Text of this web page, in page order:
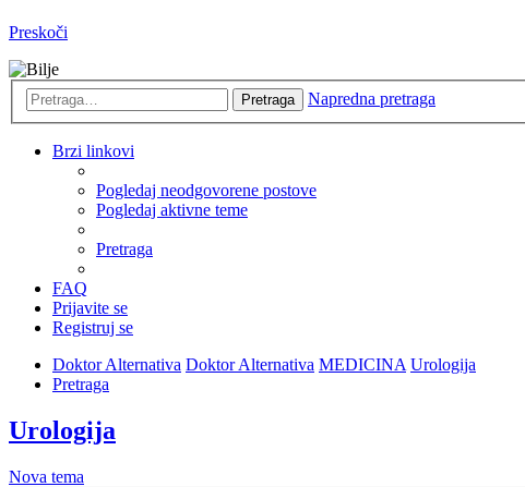
Preskoči
Pretraga Napredna pretraga
Brzi linkovi
Pogledaj neodgovorene postove
Pogledaj aktivne teme
Pretraga
FAQ
Prijavite se
Registruj se
Doktor Alternativa Doktor Alternativa MEDICINA Urologija
Pretraga
Urologija
Nova tema